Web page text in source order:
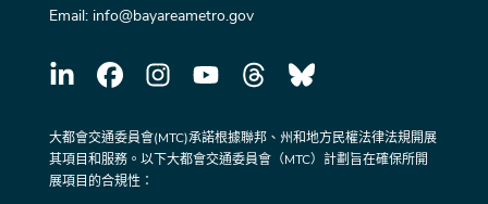
Email: info@bayareametro.gov
大都會交通委員會(MTC)承諾根據聯邦、州和地方民權法律法規開展
其項目和服務。以下大都會交通委員會（MTC）計劃旨在確保所開
展項目的合規性：